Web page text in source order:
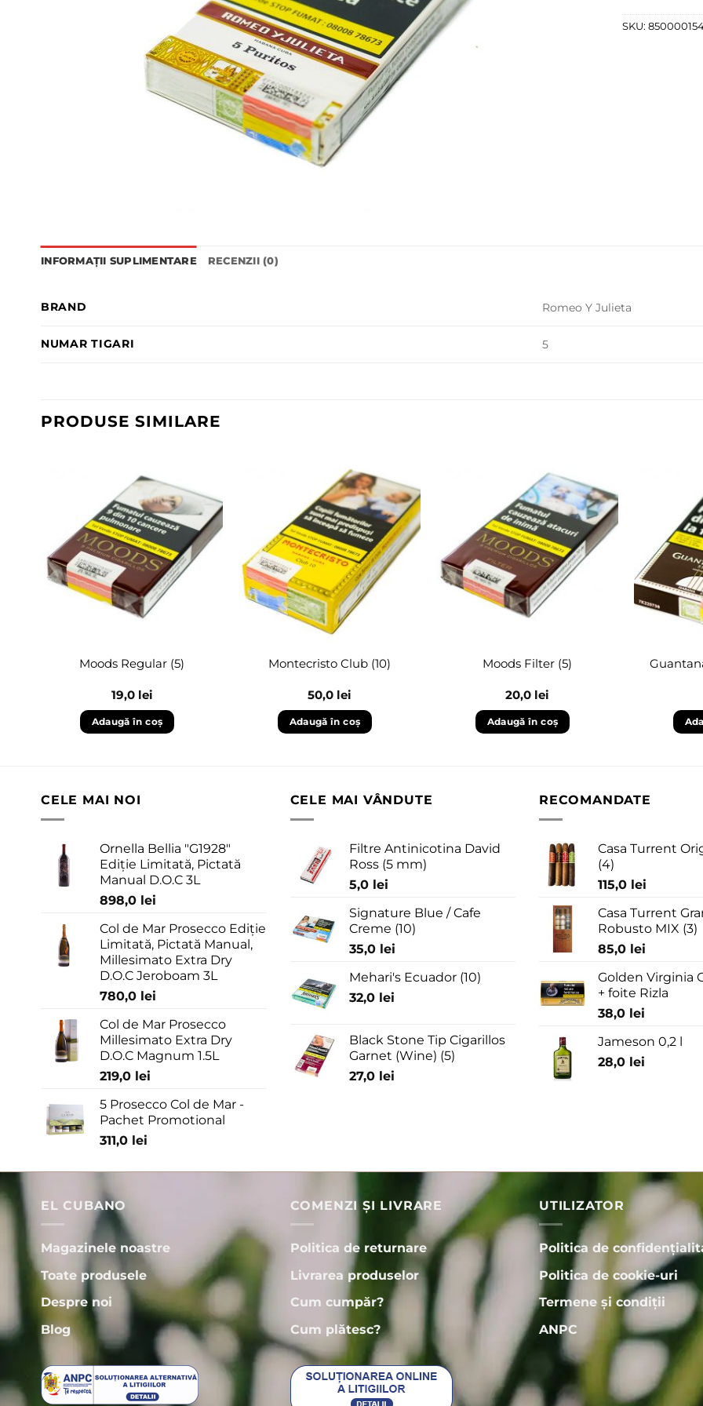
SKU:
INFORMAȚII SUPLIMENTARE RECENZII (0)
BRAND Romeo Y Julieta
NUMAR TIGARI 5
PRODUSE SIMILARE
Adaugă
în
wishlist
Moods Regular (5)
19,0 lei
Adaugă în coș
Adaugă
în
wishlist
Montecristo Club (10)
50,0 lei
Adaugă în coș
Adaugă
în
wishlist
Moods Filter (5)
20,0 lei
Adaugă în coș
CELE MAI NOI
Ornella Bellia "G1928"
Ediție Limitată, Pictată
Manual D.O.C 3L
898,0 lei
Col de Mar Prosecco Ediție
Limitată, Pictată Manual,
Millesimato Extra Dry
D.O.C Jeroboam 3L
780,0 lei
Col de Mar Prosecco
Millesimato Extra Dry
D.O.C Magnum 1.5L
219,0 lei
5 Prosecco Col de Mar -
Pachet Promotional
311,0 lei
CELE MAI VÂNDUTE
Filtre Antinicotina David
Ross (5 mm)
5,0 lei
Signature Blue / Cafe
Creme (10)
35,0 lei
Mehari's Ecuador (10)
32,0 lei
Black Stone Tip Cigarillos
Garnet (Wine) (5)
27,0 lei
RECOMANDATE
Casa Turrent
(4)
115,0 lei
Casa Turrent
Robusto MIX (3)
85,0 lei
Golden Virginia
+ foite Rizla
38,0 lei
Jameson 0,2 l
28,0 lei
EL CUBANO
Magazinele noastre
Toate produsele
Despre noi
Blog
COMENZI ȘI LIVRARE
Politica de returnare
Livrarea produselor
Cum cumpăr?
Cum plătesc?
UTILIZATOR
Politica de
Politica de cookie-uri
Termene și condiții
ANPC